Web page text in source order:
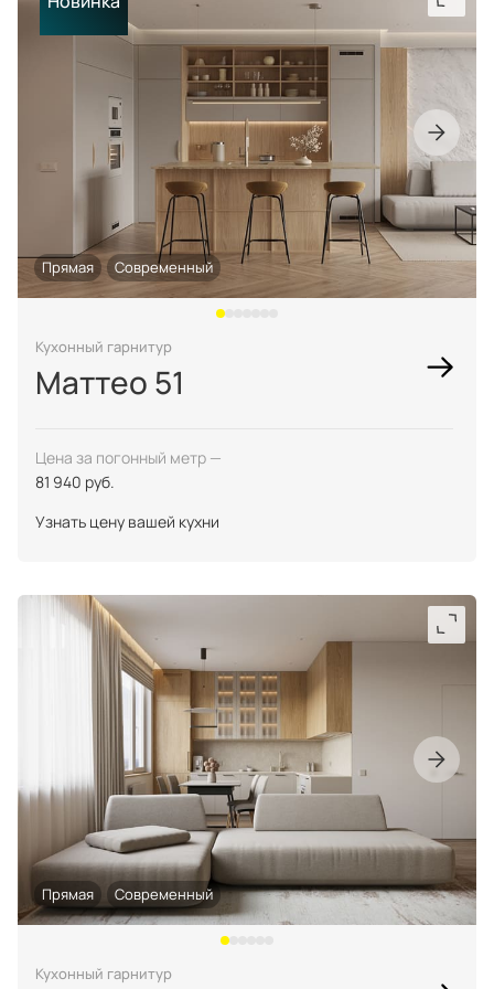
техника
предложения
и скидки
Салоны продаж
Десятки образцов в каждом салоне
Корпоративным
клиентам
Галерея
интерьеров
вдохновение
Блог
Прямая Современный
Кухонный гарнитур
Маттео 51
Цена за погонный метр —
81 940 руб.
Узнать цену вашей кухни
Прямая Современный
Кухонный гарнитур